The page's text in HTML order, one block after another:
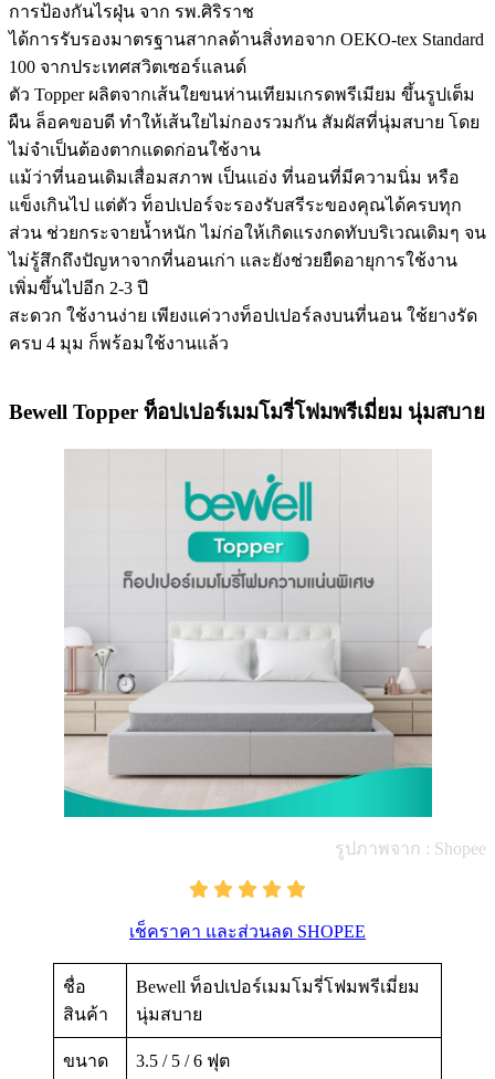
การป้องกันไรฝุ่น จาก รพ.ศิริราช
ได้การรับรองมาตรฐานสากลด้านสิ่งทอจาก OEKO-tex Standard
100 จากประเทศสวิตเซอร์แลนด์
ตัว Topper ผลิตจากเส้นใยขนห่านเทียมเกรดพรีเมียม ขึ้นรูปเต็ม
ผืน ล็อคขอบดี ทำให้เส้นใยไม่กองรวมกัน สัมผัสที่นุ่มสบาย โดย
ไม่จำเป็นต้องตากแดดก่อนใช้งาน
แม้ว่าที่นอนเดิมเสื่อมสภาพ เป็นแอ่ง ที่นอนที่มีความนิ่ม หรือ
แข็งเกินไป แต่ตัว ท็อปเปอร์จะรองรับสรีระของคุณได้ครบทุก
ส่วน ช่วยกระจายน้ำหนัก ไม่ก่อให้เกิดแรงกดทับบริเวณเดิมๆ จน
ไม่รู้สึกถึงปัญหาจากที่นอนเก่า และยังช่วยยืดอายุการใช้งาน
เพิ่มขึ้นไปอีก 2-3 ปี
สะดวก ใช้งานง่าย เพียงแค่วางท็อปเปอร์ลงบนที่นอน ใช้ยางรัด
ครบ 4 มุม ก็พร้อมใช้งานแล้ว
Bewell Topper ท็อปเปอร์เมมโมรี่โฟมพรีเมี่ยม นุ่มสบาย
รูปภาพจาก : Shopee
เช็คราคา และส่วนลด SHOPEE
ชื่อ
สินค้า
Bewell ท็อปเปอร์เมมโมรี่โฟมพรีเมี่ยม
นุ่มสบาย
ขนาด 3.5 / 5 / 6 ฟุต